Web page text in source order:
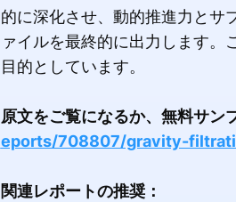
的に深化させ、動的推進力とサ
ァイルを最終的に出力します
目的としています。
原文をご覧になるか、無料サン
eports/708807/gravity-
関連レポートの推奨：